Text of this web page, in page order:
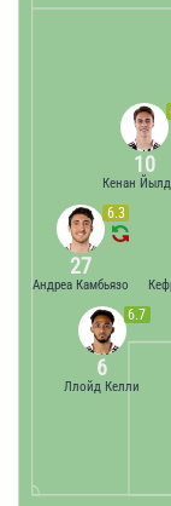
6.7
6
Ллойд Келли
6.3
27
Андреа Камбьязо
10
Кенан